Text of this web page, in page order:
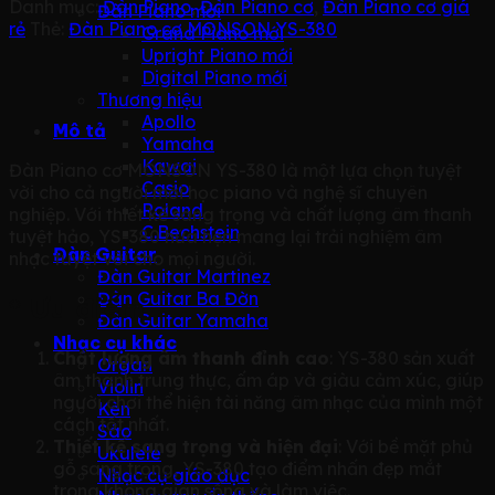
Đàn Piano mới
Grand Piano mới
Upright Piano mới
Digital Piano mới
Thương hiệu
Apollo
Yamaha
Kawai
Casio
Roland
C.Bechstein
Đàn Guitar
Đàn Guitar Martinez
Đàn Guitar Ba Đờn
Đàn Guitar Yamaha
Nhạc cụ khác
Organ
Violin
Kèn
Sáo
Ukulele
Nhạc cụ giáo dục
Danh mục:Đàn Piano,Đàn Piano cơ Đàn Piano cơ giá
rẻ
Đàn Piano cơ MONSON YS-380
Mô tả
Đàn Piano cơ MONSON YS-380 là một lựa chọn tuyệt
vời cho cả người mới học piano và nghệ sĩ chuyên
nghiệp. Với thiết kế sang trọng và chất lượng âm thanh
tuyệt hảo, YS-380 hứa hẹn mang lại trải nghiệm âm
nhạc tuyệt vời cho mọi người.
* Ưu điểm
Chất lượng âm thanh đỉnh cao
âm thanh trung thực, ấm áp và giàu cảm xúc, giúp
người chơi thể hiện tài năng âm nhạc của mình một
cách tốt nhất.
Thiết kế sang trọng và hiện đại
gỗ sang trọng, YS-380 tạo điểm nhấn đẹp mắt
trong không gian sống và làm việc.